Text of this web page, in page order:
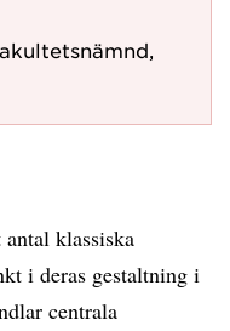
klassiska
i deras gestaltning i
centrala